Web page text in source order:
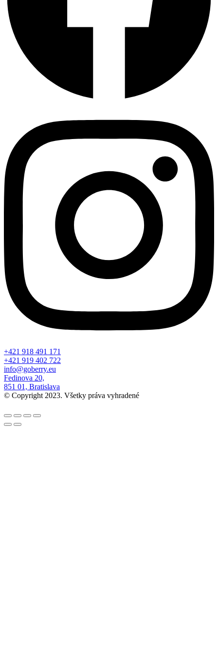
+421 918 491 171
+421 919 402 722
info@goberry.eu
Fedinova 20,
851 01, Bratislava
© Copyright 2023. Všetky práva vyhradené